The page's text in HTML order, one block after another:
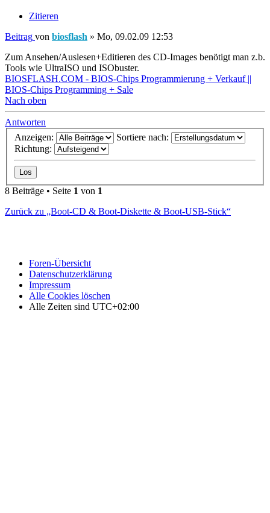
Zitieren
Beitrag von biosflash » Mo, 09.02.09 12:53
Zum Ansehen/Auslesen+Editieren des CD-Images benötigt man z.b.
Tools wie UltraISO und ISObuster.
BIOSFLASH.COM - BIOS-Chips Programmierung + Verkauf ||
BIOS-Chips Programming + Sale
Nach oben
Antworten
Anzeigen:
Sortiere nach:
Richtung:
8 Beiträge • Seite 1 von 1
Zurück zu „Boot-CD & Boot-Diskette & Boot-USB-Stick“
Foren-Übersicht
Datenschutzerklärung
Impressum
Alle Cookies löschen
Alle Zeiten sind UTC+02:00